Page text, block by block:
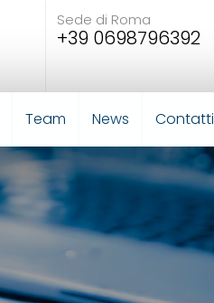
Sede di Roma
+39 0698796392
Team News Contatti